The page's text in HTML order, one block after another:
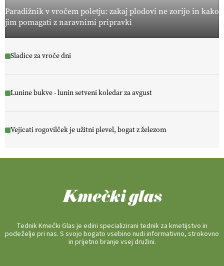
Paradižnik v vročem poletju: zakaj plodovi ne zorijo in kako
jim pomagati z naravnimi pripravki
Sladice za vroče dni
Lunine bukve - lunin setveni koledar za avgust
Vejicati rogovilček je užitni plevel, bogat z železom
Tednik Kmečki Glas je edini specializirani tednik za kmetijstvo in
podeželje pri nas. S svojo bogato vsebino nudi informativno, strokovno
in prijetno branje vsej družini.